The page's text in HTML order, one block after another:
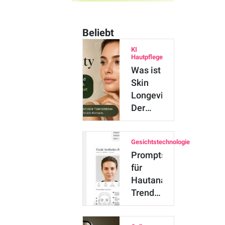
Beliebt
KI
Hautpflege
Was ist
Skin
Longevity?
Der
wissenschaftlich
bel…
Gesichtstechnologie
Prompts
für
Hautanalyse:
Trend-
Prompts,
promptfrei…